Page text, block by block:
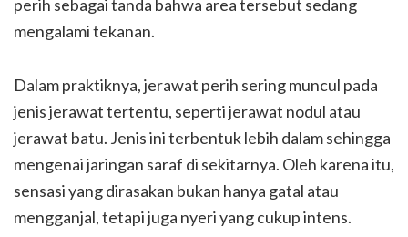
perih sebagai tanda bahwa area tersebut sedang
mengalami tekanan.
Dalam praktiknya, jerawat perih sering muncul pada
jenis jerawat tertentu, seperti jerawat nodul atau
jerawat batu. Jenis ini terbentuk lebih dalam sehingga
mengenai jaringan saraf di sekitarnya. Oleh karena itu,
sensasi yang dirasakan bukan hanya gatal atau
mengganjal, tetapi juga nyeri yang cukup intens.